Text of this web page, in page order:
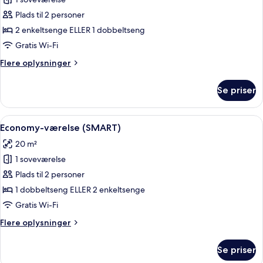
værelse
Plads til 2 personer
2 enkeltsenge ELLER 1 dobbeltseng
Gratis Wi-Fi
Flere oplysninger
Flere
værelse
Se priser
Indlæs
alle
billeder
af
Economy-
værelse
(SMART)
Economy-værelse (SMART) |
4
Economy-værelse (SMART)
20 m²
1 soveværelse
Plads til 2 personer
1 dobbeltseng ELLER 2 enkeltsenge
Gratis Wi-Fi
Flere oplysninger
Flere
Se priser